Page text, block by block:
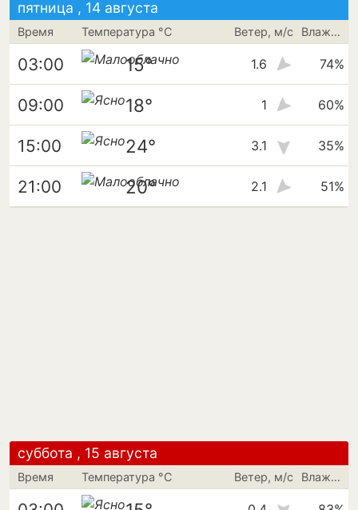
пятница , 14 августа
Время Температура °C Ветер, м/с Влажность
03:00 15° 1.6 74%
09:00 18° 1 60%
15:00 24° 3.1 35%
21:00 20° 2.1 51%
суббота , 15 августа
Время Температура °C Ветер, м/с Влажность